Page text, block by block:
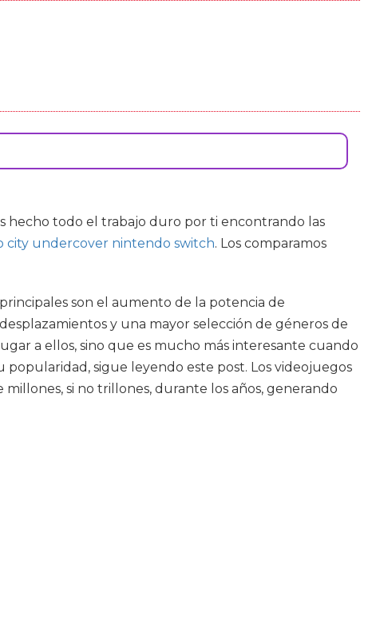
hecho todo el trabajo duro por ti encontrando las
city undercover nintendo switch. Los comparamos
son el aumento de la potencia de
y una mayor selección de géneros de
a ellos, sino que es mucho más interesante cuando
popularidad, sigue leyendo este post. Los videojuegos
si no trillones, durante los años, generando